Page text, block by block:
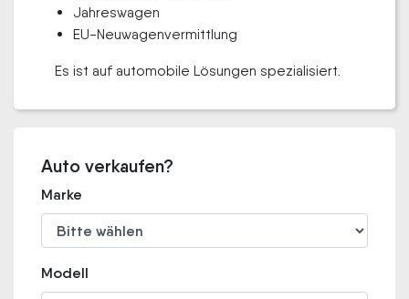
Jahreswagen
EU-Neuwagenvermittlung
Es ist auf automobile Lösungen spezialisiert.
Auto verkaufen?
Marke
Modell